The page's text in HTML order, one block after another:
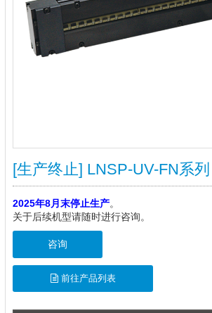
[生产终止] LNSP-UV-FN系列
2025年8月末停止生产。
关于后续机型请随时进行咨询。
咨询
前往产品列表